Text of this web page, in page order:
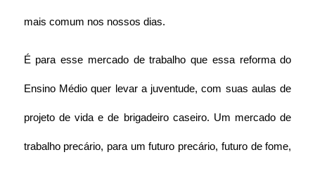
mais comum nos nossos dias.
É para esse mercado de trabalho que essa reforma do
Ensino Médio quer levar a juventude, com suas aulas de
projeto de vida e de brigadeiro caseiro. Um mercado de
trabalho precário, para um futuro precário, futuro de fome,